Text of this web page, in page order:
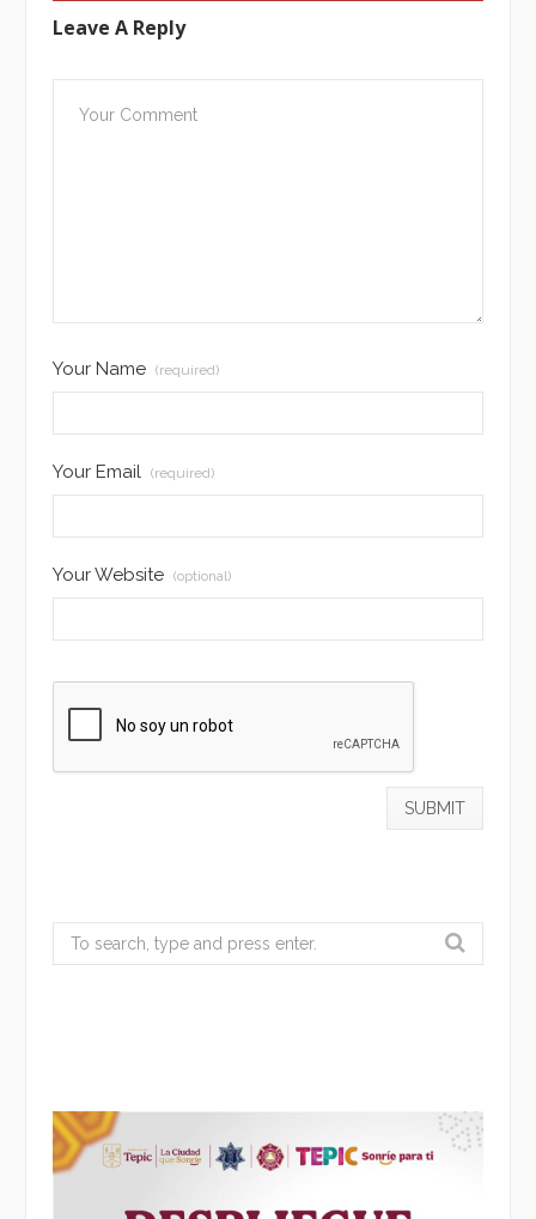
Leave A Reply
Your Name (required)
Your Email (required)
Your Website (optional)
Search
for: